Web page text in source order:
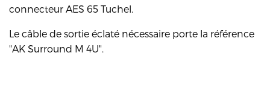
connecteur AES 65 Tuchel.
Le câble de sortie éclaté nécessaire porte la référence
"AK Surround M 4U".